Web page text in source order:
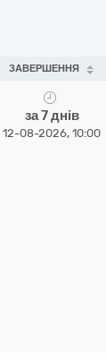
ЗАВЕРШЕННЯ
за 7 днів
12-08-2026, 10:00